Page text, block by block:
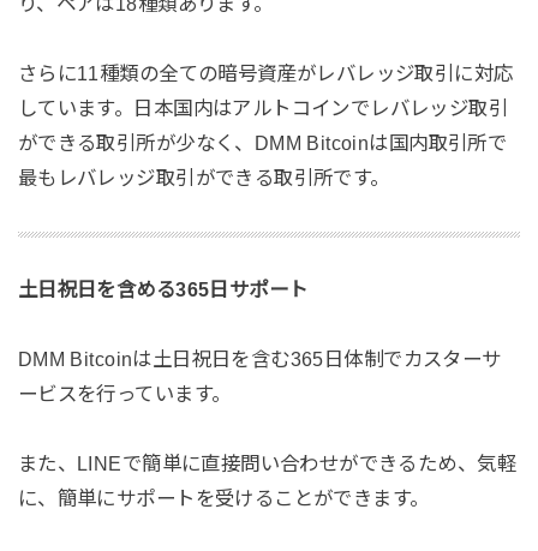
さらに11種類の全ての暗号資産がレバレッジ取引に対応
しています。日本国内はアルトコインでレバレッジ取引
ができる取引所が少なく、DMM Bitcoinは国内取引所で
最もレバレッジ取引ができる取引所です。
土日祝日を含める365日サポート
DMM Bitcoinは土日祝日を含む365日体制でカスターサ
ービスを行っています。
また、LINEで簡単に直接問い合わせができるため、気軽
に、簡単にサポートを受けることができます。